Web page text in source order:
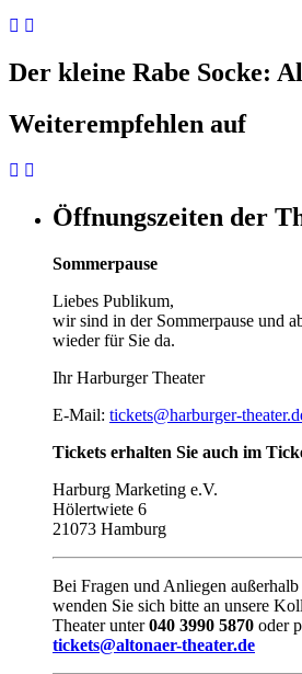
Der kleine Rabe Socke:
Weiterempfehlen auf
Öffnungszeiten der
Sommerpause
Liebes Publikum,
wir sind in der Sommerpause und
wieder für Sie da.
Ihr Harburger Theater
E-Mail: tickets@harburger-
Tickets erhalten Sie auch im
Harburg Marketing e.V.
Hölertwiete 6
21073 Hamburg
Bei Fragen und Anliegen
wenden Sie sich bitte an unsere
Theater unter040 3990 5870 oder
tickets@altonaer-theater.de